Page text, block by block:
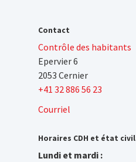
Contact
Contrôle des habitants
Epervier 6
2053 Cernier
+41 32 886 56 23
Courriel
Horaires CDH et état civil
Lundi et mardi :